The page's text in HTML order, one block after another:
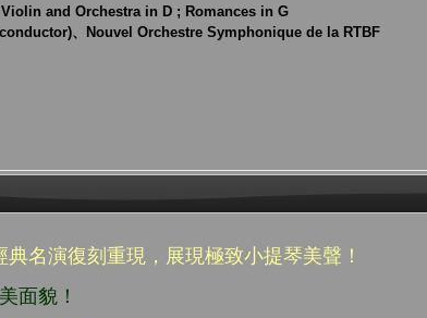
and Orchestra in D ; Romances in G
、Nouvel Orchestre Symphonique de la RTBF
名演復刻重現，展現極致小提琴美聲！
面貌！